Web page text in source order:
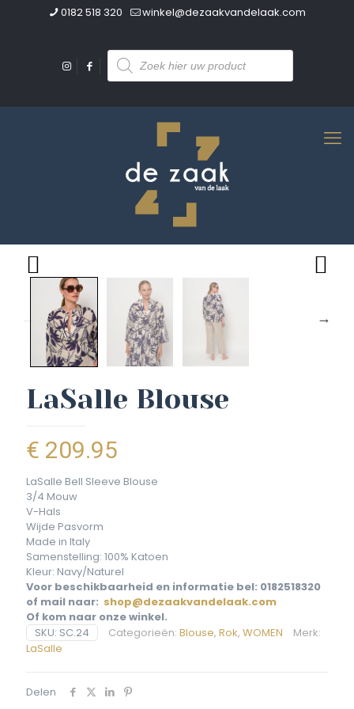
0182 518 320 winkel@dezaakvandelaak.com
Producten
zoeken
LaSalle Blouse
€ 209.95
LaSalle Bell Sleeve Blouse
3/4 Mouw
V-Hals
Wijde Pasvorm
Made in Italy
Samenstelling: 100% Katoen
Kleur: Navy/Naturel
Voor beschikbaarheid en informatie bel: 0182518320
of mail naar: shop@dezaakvandelaak.com
Of kom naar onze winkel.
SKU: SC.24 Categorieën: Blouse, Rok, WOMEN
Merk:
LaSalle
Delen